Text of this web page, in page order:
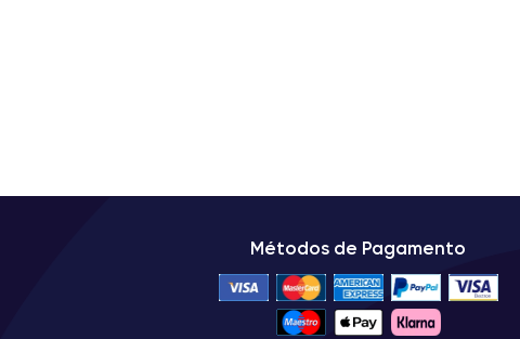
Métodos de Pagamento